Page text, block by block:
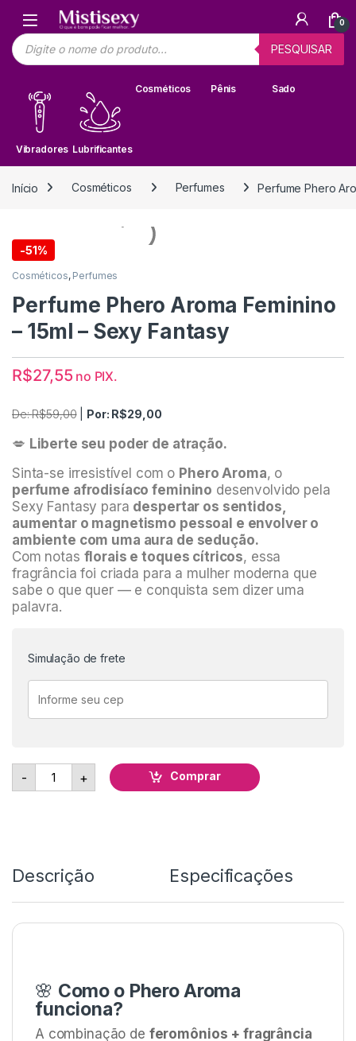
Skip to navigation
Skip to content
0
Pesquisar produtos
PESQUISAR
Vibradores Lubrificantes
Cosméticos Pênis Sado
Início Cosméticos Perfumes Perfume Phero
-51%
Cosméticos, Perfumes
Perfume Phero Aroma Feminino
– 15ml – Sexy Fantasy
R$27,55 no PIX.
De:R$59,00| Por: R$29,00
💋 Liberte seu poder de atração.
Sinta-se irresistível com o Phero Aroma, o
perfume afrodisíaco feminino desenvolvido pela
Sexy Fantasy para despertar os sentidos,
aumentar o magnetismo pessoal e envolver o
ambiente com uma aura de sedução.
Com notas florais e toques cítricos, essa
fragrância foi criada para a mulher moderna que
sabe o que quer — e conquista sem dizer uma
palavra.
Simulação de frete
- Perfume Phero Aroma Feminino - 15ml - Sexy Fantasy
+ Comprar
Descrição Especificações
🌸 Como o Phero Aroma
funciona?
A combinação de feromônios + fragrância